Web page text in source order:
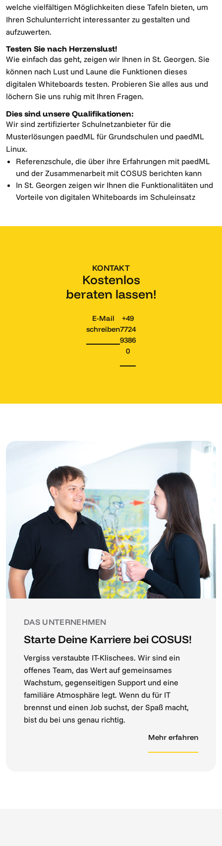
welche vielfältigen Möglichkeiten diese Tafeln bieten, um
Ihren Schulunterricht interessanter zu gestalten und
aufzuwerten.
Testen Sie nach Herzenslust!
Wie einfach das geht, zeigen wir Ihnen in St. Georgen. Sie
können nach Lust und Laune die Funktionen dieses
digitalen Whiteboards testen. Probieren Sie alles aus und
löchern Sie uns ruhig mit Ihren Fragen.
Dies sind unsere Qualifikationen:
Wir sind zertifizierter Schulnetzanbieter für die
Musterlösungen paedML für Grundschulen und paedML
Linux.
Referenzschule, die über ihre Erfahrungen mit paedML
und der Zusammenarbeit mit COSUS berichten kann
In St. Georgen zeigen wir Ihnen die Funktionalitäten und
Vorteile von digitalen Whiteboards im Schuleinsatz
KONTAKT
Kostenlos
beraten lassen!
E-Mail
schreiben
+49
7724
9386
0
DAS UNTERNEHMEN
Starte Deine Karriere bei COSUS!
Vergiss verstaubte IT-Klischees. Wir sind ein
offenes Team, das Wert auf gemeinsames
Wachstum, gegenseitigen Support und eine
familiäre Atmosphäre legt. Wenn du für IT
brennst und einen Job suchst, der Spaß macht,
bist du bei uns genau richtig.
Mehr erfahren